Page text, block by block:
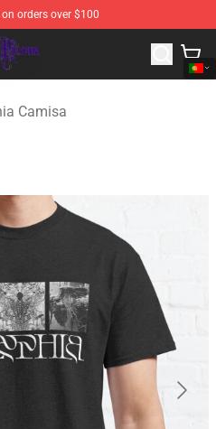
orders over $100
Polyphia Merchandise Store
Camisa